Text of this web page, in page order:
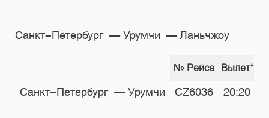
Санкт-Петербург — Урумчи — Ланьчжоу
№ Рейса Вылет*
Санкт-Петербург — Урумчи CZ6036 20:20